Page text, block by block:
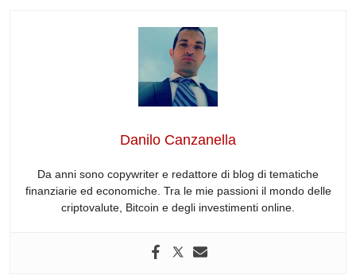
d
di
t
e
a
d
s
at
s
A
p
p
Danilo Canzanella
Da anni sono copywriter e redattore di blog di tematiche
finanziarie ed economiche. Tra le mie passioni il mondo delle
criptovalute, Bitcoin e degli investimenti online.